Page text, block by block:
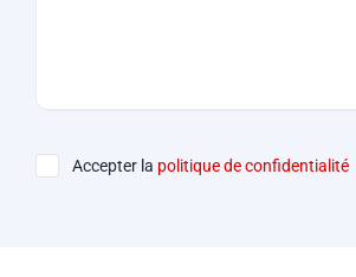
Accepter la politique de confidentialité